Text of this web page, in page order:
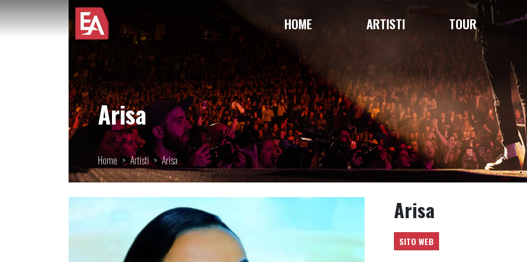
HOME ARTISTI TOUR
Home Artisti Arisa
Arisa
Arisa
SITO WEB